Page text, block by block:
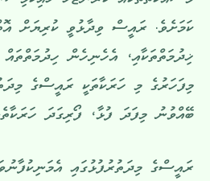
ކަމަށެވެ. ރައީސް ވިދާޅުވީ ކުރިޔަށް
ޚިދުމަތްތަކާއި، އެހެނިހެން
މިފަހަރުގެ މި ހަރަކާތަކީ ރައީސްގެ
ބޭއްވުނު މިފަދަ ފުޅާ، ފޯރިގަދަ
ރައީސްގެ މިދަތުރުފުޅުގައި